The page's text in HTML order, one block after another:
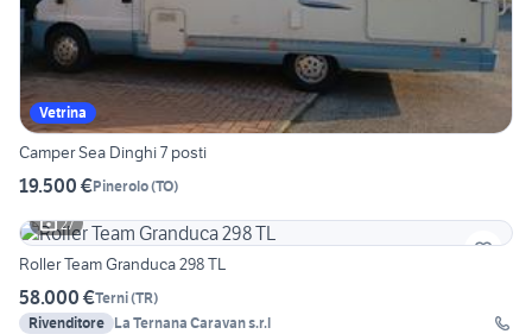
Vetrina
Camper Sea Dinghi 7 posti
19.500 €Pinerolo(TO)
27
Roller Team Granduca 298 TL
58.000 €Terni(TR)
Rivenditore La Ternana Caravan s.r.l